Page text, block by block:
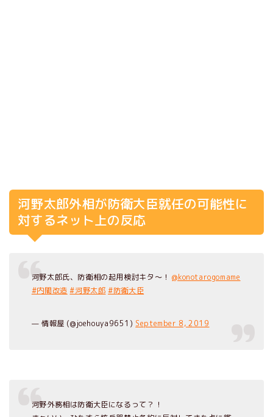
河野太郎外相が防衛大臣就任の可能性に
対するネット上の反応
河野太郎氏、防衛相の起用検討キタ～！@konotarogomame
#内閣改造 #河野太郎 #防衛大臣
— 情報屋 (@joehouya9651) September 8, 2019
河野外務相は防衛大臣になるって？！